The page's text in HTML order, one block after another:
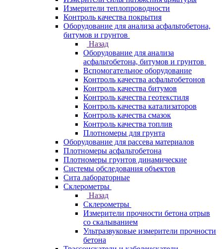
Измерители теплопроводности
Контроль качества покрытия
Оборудование для анализа асфальтобетона,
битумов и грунтов
Назад
Оборудование для анализа
асфальтобетона, битумов и грунтов
Вспомогательное оборудование
Контроль качества асфальтобетонов
Контроль качества битумов
Контроль качества геотекстиля
Контроль качества катализаторов
Контроль качества смазок
Контроль качества топлив
Плотномеры для грунта
Оборудование для рассева материалов
Плотномеры асфальтобетона
Плотномеры грунтов динамические
Системы обследования объектов
Сита лабораторные
Склерометры
Назад
Склерометры
Измерители прочности бетона отрыв
со скалыванием
Ультразвуковые измерители прочности
бетона